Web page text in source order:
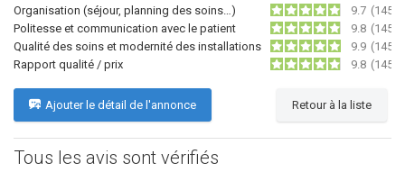
Organisation (séjour, planning des soins…)
9.7 (145)
Politesse et communication avec le patient
9.8 (145)
Qualité des soins et modernité des installations
9.9 (145)
Rapport qualité / prix
9.8 (145)
Ajouter le détail de l'annonce Retour à la liste
Tous les avis sont vérifiés